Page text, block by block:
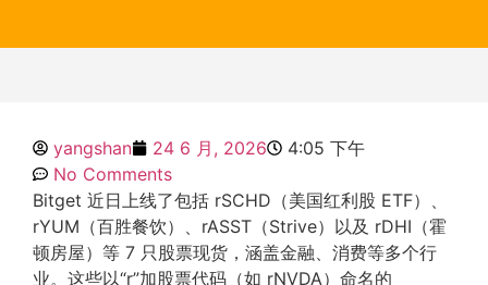
yangshan 24 6 月, 2026
4:05 下午
No Comments
Bitget 近日上线了包括 rSCHD（美国红利股 ETF）、
rYUM（百胜餐饮）、rASST（Strive）以及 rDHI（霍
顿房屋）等 7 只股票现货，涵盖金融、消费等多个行
业。这些以“r”加股票代码（如 rNVDA）命名的